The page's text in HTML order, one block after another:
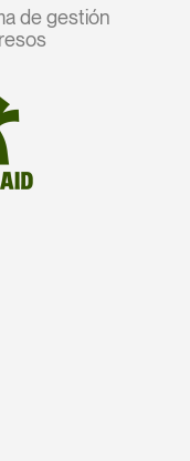
de gestión